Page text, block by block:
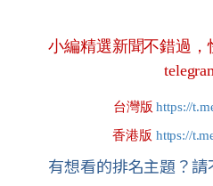
小編精選新聞不錯過
台灣版 https://
香港版 https://
有想看的排名主題？